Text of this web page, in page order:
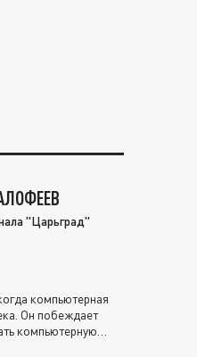
"Царьград"
компьютерная
Он побеждает
компьютерную